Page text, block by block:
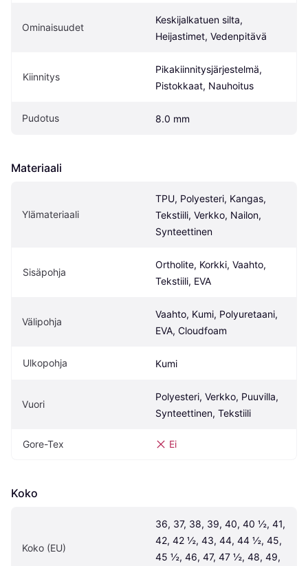
Ominaisuudet
Keskijalkatuen silta,
Heijastimet, Vedenpitävä
Kiinnitys
Pikakiinnitysjärjestelmä,
Pistokkaat, Nauhoitus
Pudotus 8.0 mm
Materiaali
Ylämateriaali
TPU, Polyesteri, Kangas,
Tekstiili, Verkko, Nailon,
Synteettinen
Sisäpohja
Ortholite, Korkki, Vaahto,
Tekstiili, EVA
Välipohja
Vaahto, Kumi, Polyuretaani,
EVA, Cloudfoam
Ulkopohja Kumi
Vuori
Polyesteri, Verkko, Puuvilla,
Synteettinen, Tekstiili
Gore-Tex Ei
Koko
Koko (EU)
36, 37, 38, 39, 40, 40 ½, 41,
42, 42 ½, 43, 44, 44 ½, 45,
45 ½, 46, 47, 47 ½, 48, 49,